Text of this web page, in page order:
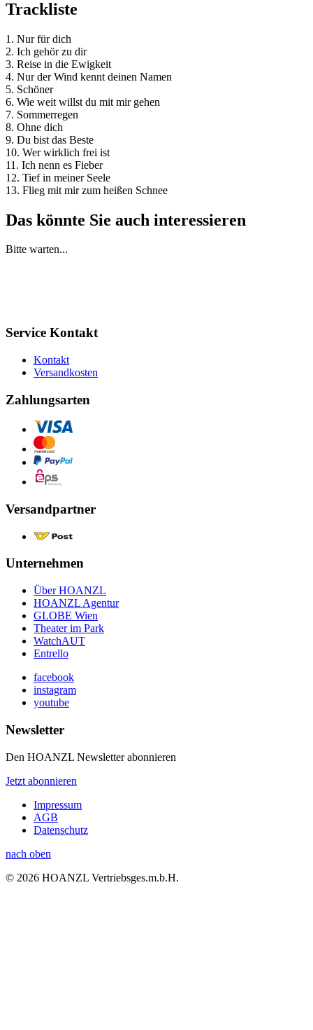
Trackliste
1. Nur für dich
2. Ich gehör zu dir
3. Reise in die Ewigkeit
4. Nur der Wind kennt deinen Namen
5. Schöner
6. Wie weit willst du mit mir gehen
7. Sommerregen
8. Ohne dich
9. Du bist das Beste
10. Wer wirklich frei ist
11. Ich nenn es Fieber
12. Tief in meiner Seele
13. Flieg mit mir zum heißen Schnee
Das könnte Sie auch interessieren
Bitte warten...
Service Kontakt
Kontakt
Versandkosten
Zahlungsarten
Versandpartner
Unternehmen
Über HOANZL
HOANZL Agentur
GLOBE Wien
Theater im Park
WatchAUT
Entrello
facebook
instagram
youtube
Newsletter
Den HOANZL Newsletter abonnieren
Jetzt abonnieren
Impressum
AGB
Datenschutz
nach oben
© 2026 HOANZL Vertriebsges.m.b.H.